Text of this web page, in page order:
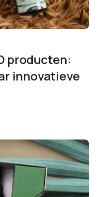
producten:
innovatieve